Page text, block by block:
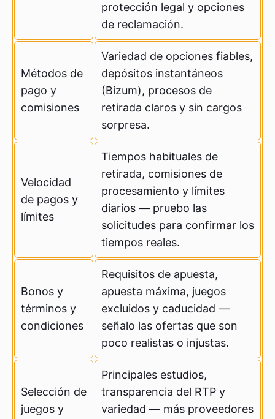
protección legal y opciones
de reclamación.
Métodos de
pago y
comisiones
Variedad de opciones fiables,
depósitos instantáneos
(Bizum), procesos de
retirada claros y sin cargos
sorpresa.
Velocidad
de pagos y
límites
Tiempos habituales de
retirada, comisiones de
procesamiento y límites
diarios — pruebo las
solicitudes para confirmar los
tiempos reales.
Bonos y
términos y
condiciones
Requisitos de apuesta,
apuesta máxima, juegos
excluidos y caducidad —
señalo las ofertas que son
poco realistas o injustas.
Selección de
juegos y
Principales estudios,
transparencia del RTP y
variedad — más proveedores